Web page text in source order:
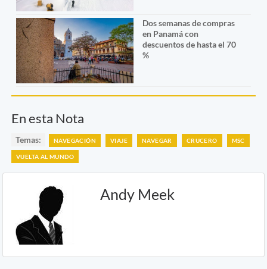
Dos semanas de compras
en Panamá con
descuentos de hasta el 70
%
En esta Nota
Temas: NAVEGACIÓN VIAJE NAVEGAR CRUCERO MSC
VUELTA AL MUNDO
Andy Meek